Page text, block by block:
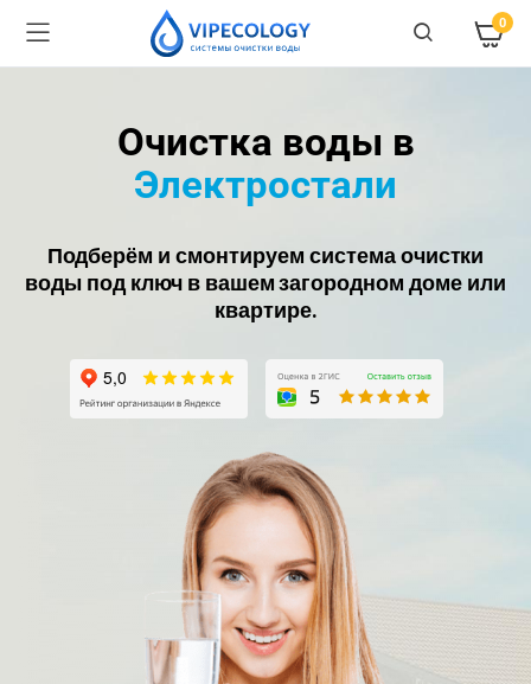
0
Очистка воды в
Электростали
Подберём и смонтируем система очистки
воды под ключ в вашем загородном доме или
квартире.